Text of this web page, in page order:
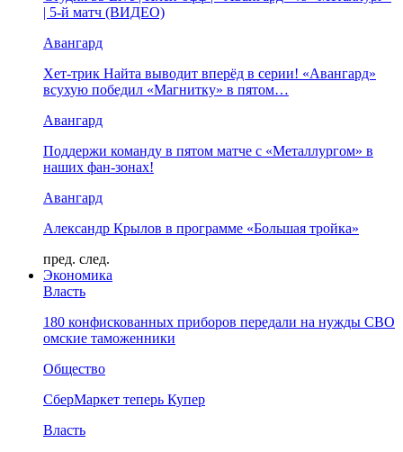
| 5-й матч (ВИДЕО)
Авангард
Хет-трик Найта выводит вперёд в серии! «Авангард»
всухую победил «Магнитку» в пятом…
Авангард
Поддержи команду в пятом матче с «Металлургом» в
наших фан-зонах!
Авангард
Александр Крылов в программе «Большая тройка»
пред. след.
Экономика
Власть
180 конфискованных приборов передали на нужды СВО
омские таможенники
Общество
СберМаркет теперь Купер
Власть